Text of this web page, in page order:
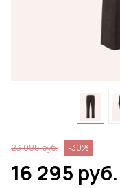
23 085 руб. -30%
16 295 руб.